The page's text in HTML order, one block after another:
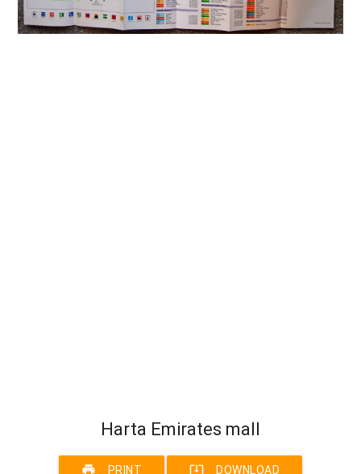
Harta Emirates mall
print PRINT system_update_alt DOWNLOAD